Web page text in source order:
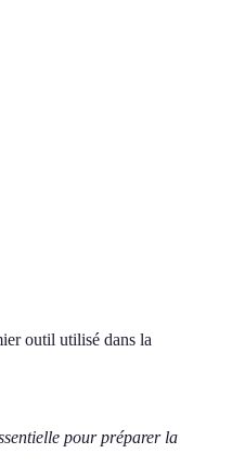
outil utilisé dans la
pour préparer la